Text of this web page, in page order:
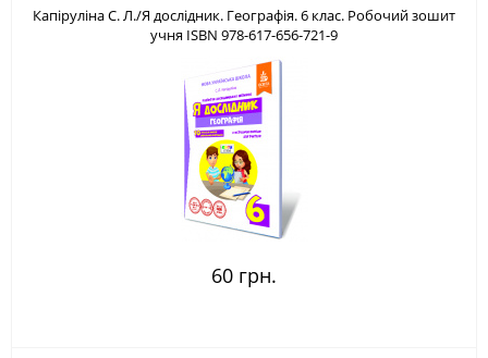
Капіруліна С. Л./Я дослідник. Географія. 6 клас. Робочий зошит
учня ISBN 978-617-656-721-9
60 грн.